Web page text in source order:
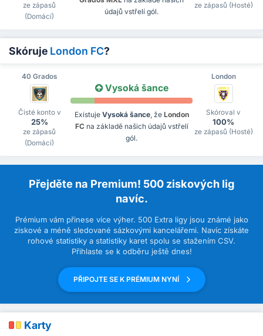
ze zápasů
(Domácí)
údajů vstřelí gól.
ze zápasů (Hosté)
Skóruje London FC?
40 Grados London
Čisté konto v
25%
ze zápasů
(Domácí)
Vysoká šance
Existuje Vysoká šance, že London
FCna základě našich údajů vstřelí
gól.
Skóroval v
100%
ze zápasů (Hosté)
Přejděte na Premium! 500 ziskových lig
navíc.
Prémium vám přinese více výher. 500 Extra ligy jsou známé jako
ziskové a méně sledované sázkovými kancelářemi. Navíc získáte
rohové statistiky a statistiky karet spolu se stažením CSV.
Přihlaste se k odběru ještě dnes!
PŘIPOJTE SE K PRÉMIUM NYNÍ
Karty